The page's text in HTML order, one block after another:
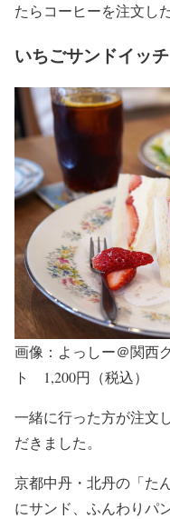
たらコーヒーを注文し
いちごサンドイッ
画像：よっしー＠関西
ト 1,200円（税込）
一緒に行った方が注文
だきました。
京都中丹・北丹の「た
にサンド、ふんわりパ